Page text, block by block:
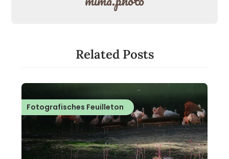
Related Posts
Fotografisches Feuilleton